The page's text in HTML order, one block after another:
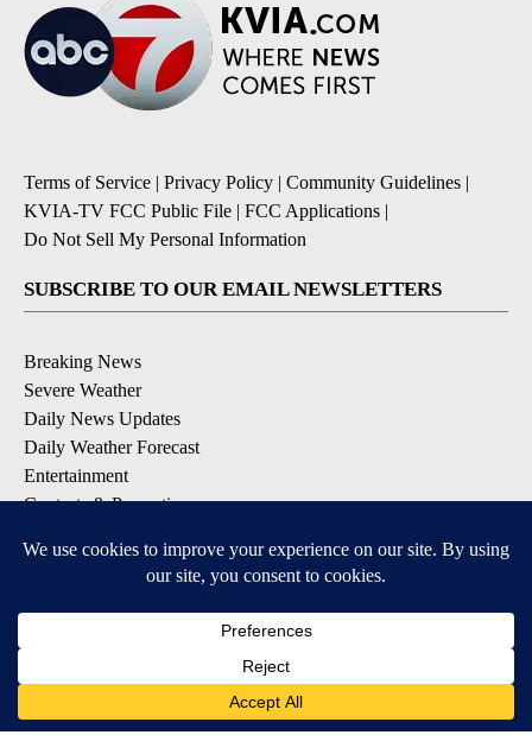
Terms of Service | Privacy Policy | Community Guidelines |
KVIA-TV FCC Public File | FCC Applications |
Do Not Sell My Personal Information
SUBSCRIBE TO OUR EMAIL NEWSLETTERS
Breaking News
Severe Weather
Daily News Updates
Daily Weather Forecast
Entertainment
Contests & Promotions
DOWNLOAD OUR APPS
Available for iOS and Android